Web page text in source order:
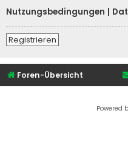
Nutzungsbedingungen
Registrieren
Foren-Übersicht
Powered